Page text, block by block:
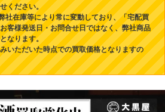
ください。
社在庫等により常に変動しており、「宅配買
客様発送日・お問合せ日ではなく、弊社商品
なります。
いただいた時点での買取価格となりますの